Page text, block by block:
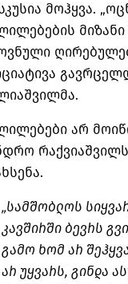
მოჰყვა.
არ
„სამშობლოს
კავშირში ბევრს
გამო ხომ არ
არ უყვარს, გინდა